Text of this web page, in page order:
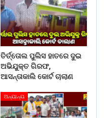
ତିର୍ତ୍ତୋଲ ପୁଲିସ ହାତରେ ଦୁଇ
ଅଭିଯୁକ୍ତ ଗିରଫ,
ଆସନ୍ତାକାଲି କୋର୍ଟ ଚାଲାଣ
ଅନ୍ୟାନ୍ୟ